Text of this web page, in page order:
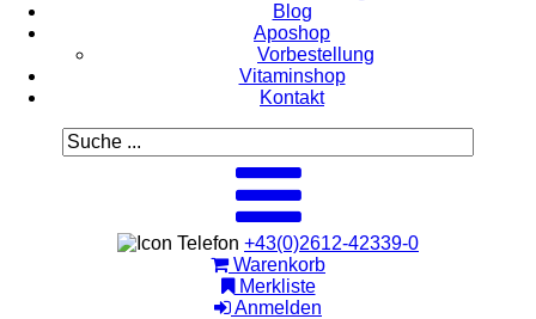
Blog
Aposhop
Vorbestellung
Vitaminshop
Kontakt
+43(0)2612-42339-0
Warenkorb
Merkliste
Anmelden